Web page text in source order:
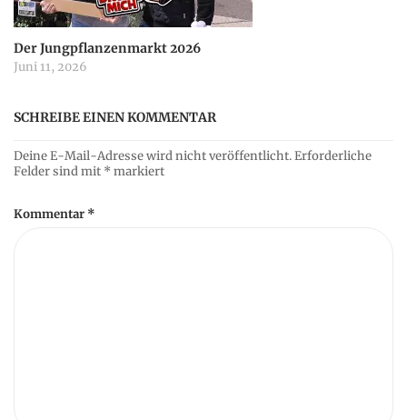
Der Jungpflanzenmarkt 2026
Juni 11, 2026
SCHREIBE EINEN KOMMENTAR
Deine E-Mail-Adresse wird nicht veröffentlicht.Erforderliche
Felder sind mit * markiert
Kommentar *